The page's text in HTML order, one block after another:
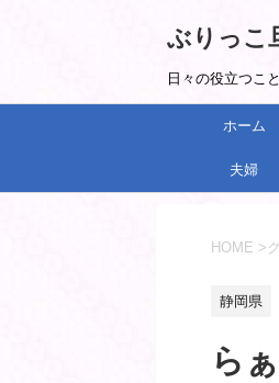
ぶりっこ
日々の役立つこ
ホーム
夫婦
HOME >
静岡県
ら